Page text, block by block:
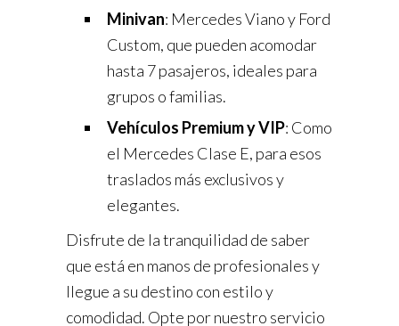
Minivan: Mercedes Viano y Ford
Custom, que pueden acomodar
hasta 7 pasajeros, ideales para
grupos o familias.
Vehículos Premium y VIP: Como
el Mercedes Clase E, para esos
traslados más exclusivos y
elegantes.
Disfrute de la tranquilidad de saber
que está en manos de profesionales y
llegue a su destino con estilo y
comodidad. Opte por nuestro servicio